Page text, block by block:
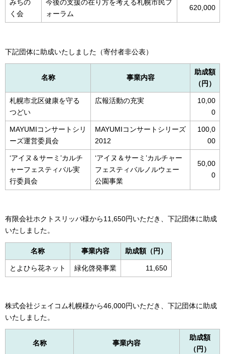
みちの
く会
今後の支援の在り方を考える札幌市民フ
ォーラム
620,000
下記団体に助成いたしました（寄付者非公表）
名称 事業内容
助成額
（円）
札幌市北区健康を守る
つどい
広報活動の充実
10,00
0
MAYUMIコンサートシリ
ーズ運営委員会
MAYUMIコンサートシリーズ
2012
100,0
00
‘アイヌ＆サーミ’カルチ
ャーフェスティバル実
行委員会
‘アイヌ＆サーミ’カルチャー
フェスティバルノルウェー
公園事業
50,00
0
有限会社ホクトスリッパ様から11,650円いただき、下記団体に助成
いたしました。
名称 事業内容 助成額（円）
とよひら花ネット 緑化啓発事業 11,650
株式会社ジェイコム札幌様から46,000円いただき、下記団体に助成
いたしました。
名称 事業内容
助成額
（円）